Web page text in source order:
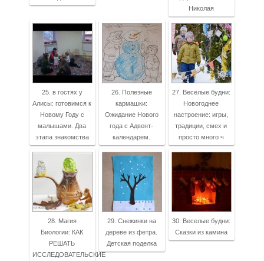
Николая
25. в гостях у
Алисы: готовимся к
Новому Году с
малышами. Два
этапа знакомства
26. Полезные
кармашки:
Ожидание Нового
года с Адвент-
календарем.
27. Веселые будни:
Новогоднее
настроение: игры,
традиции, смех и
просто много ч
28. Магия
Биологии: КАК
РЕШАТЬ
ИССЛЕДОВАТЕЛЬСКИЕ
29. Снежинки на
дереве из фетра.
Детская поделка
30. Веселые будни:
Сказки из камина